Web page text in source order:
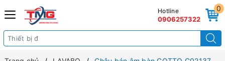
0
Hotline
0906257322